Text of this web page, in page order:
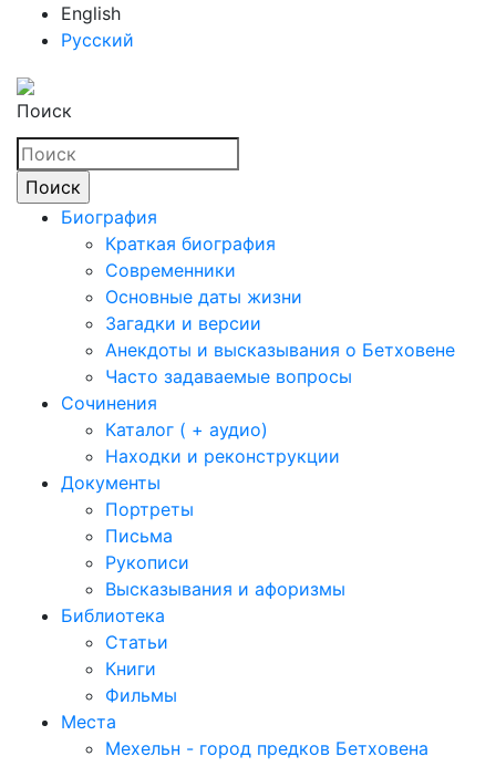
English
Русский
Поиск
Биография
Краткая биография
Современники
Основные даты жизни
Загадки и версии
Анекдоты и высказывания о Бетховене
Часто задаваемые вопросы
Сочинения
Каталог ( + аудио)
Находки и реконструкции
Документы
Портреты
Письма
Рукописи
Высказывания и афоризмы
Библиотека
Статьи
Книги
Фильмы
Места
Мехельн - город предков Бетховена